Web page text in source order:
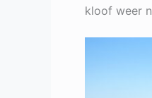
kloof weer